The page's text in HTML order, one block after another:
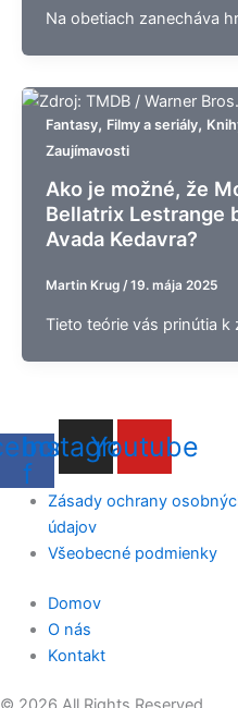
Na obetiach zanecháva
Fantasy, Filmy a seriály,
Zaujímavosti
Ako je možné, že
Bellatrix Lestrange
Avada Kedavra?
Martin Krug / 19. mája 2025
Tieto teórie vás prinútia k
f
Instagram
Youtube
Zásady ochrany
údajov
Všeobecné podmienky
Domov
O nás
Kontakt